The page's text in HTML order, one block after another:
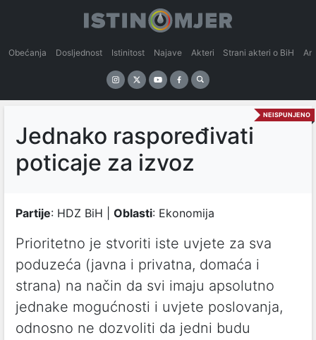
Obećanja Dosljednost Istinitost Najave Akteri Strani akteri o BiH
NEISPUNJENO
Jednako raspoređivati
poticaje za izvoz
Partije: HDZ BiH | Oblasti: Ekonomija
Prioritetno je stvoriti iste uvjete za sva
poduzeća (javna i privatna, domaća i
strana) na način da svi imaju apsolutno
jednake mogućnosti i uvjete poslovanja,
odnosno ne dozvoliti da jedni budu